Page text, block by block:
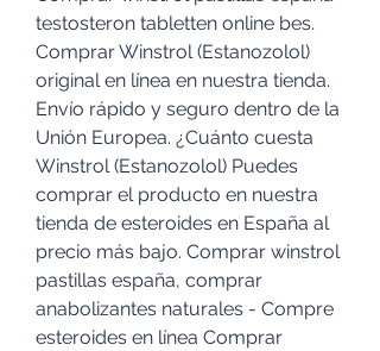
testosteron tabletten online bes.
Comprar Winstrol (Estanozolol)
original en línea en nuestra tienda.
Envío rápido y seguro dentro de la
Unión Europea. ¿Cuánto cuesta
Winstrol (Estanozolol) Puedes
comprar el producto en nuestra
tienda de esteroides en España al
precio más bajo. Comprar winstrol
pastillas españa, comprar
anabolizantes naturales - Compre
esteroides en línea Comprar